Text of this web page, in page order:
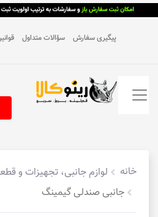
پیگیری سفارش سؤالات متداول
خانه لوازم جانبی، تجهیزات و
جانبی صندلی گیمینگ